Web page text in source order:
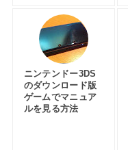
ニンテンドー3DS
のダウンロード版
ゲームでマニュア
ルを見る方法